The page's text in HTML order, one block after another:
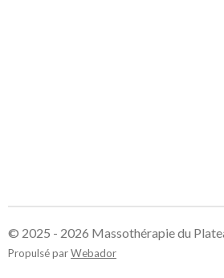
© 2025 - 2026 Massothérapie du
Propulsé parWebador